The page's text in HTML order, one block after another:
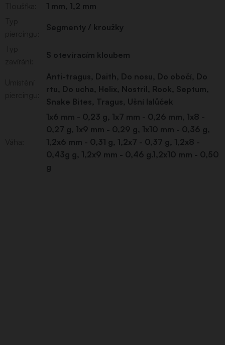
1 mm, 1,2 mm
Segmenty / kroužky
S otevíracím kloubem
Anti-tragus, Daith, Do nosu, Do obočí, Do
rtu, Do ucha, Helix, Nostril, Rook, Septum,
Snake Bites, Tragus, Ušní lalůček
1x6 mm - 0,23 g, 1x7 mm - 0,26 mm, 1x8 -
0,27 g, 1x9 mm - 0,29 g, 1x10 mm - 0,36 g,
1,2x6 mm - 0,31 g, 1,2x7 - 0,37 g, 1,2x8 -
0,43g g, 1,2x9 mm - 0,46 g.1,2x10 mm - 0,50
g